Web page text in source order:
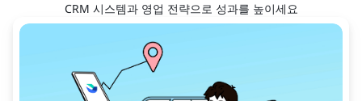
CRM 시스템과 영업 전략으로 성과를 높이세요